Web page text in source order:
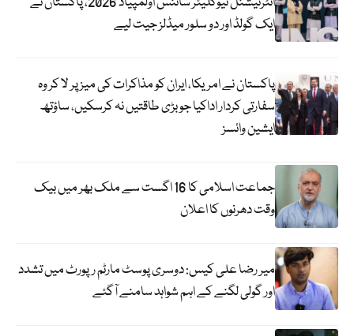
ایک گولڈ اور دو سلور میڈلز جیت لیے
پاکستان نے امریکا، ایران کو مذاکرات کی میز پر لا کر وہ
سفارتی کردار اداکیا جو بڑی طاقتیں نہ کرسکیں، ساؤتھ
ایشین وائسز
جماعت اسلامی کا 16 اگست سے ملک بھر میں بیک
وقت دھرنوں کا اعلان
میر رضا علی کیس: دوسری پوسٹ مارٹم رپورٹ میں تشدد
اور گولی لگنے کے اہم شواہد سامنے آگئے